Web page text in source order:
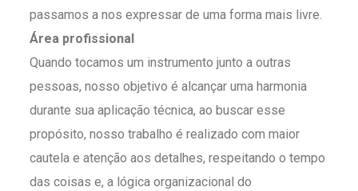
passamos a nos expressar de uma forma mais livre.
Área profissional
Quando tocamos um instrumento junto a outras
pessoas, nosso objetivo é alcançar uma harmonia
durante sua aplicação técnica, ao buscar esse
propósito, nosso trabalho é realizado com maior
cautela e atenção aos detalhes, respeitando o tempo
das coisas e, a lógica organizacional do